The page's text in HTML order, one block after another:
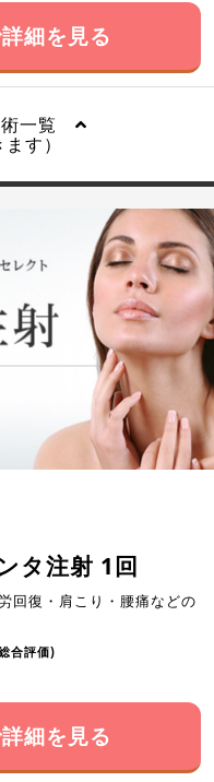
細を見る
術一覧
す）
タ注射 1回
回復・肩こり・腰痛などの
合評価)
細を見る